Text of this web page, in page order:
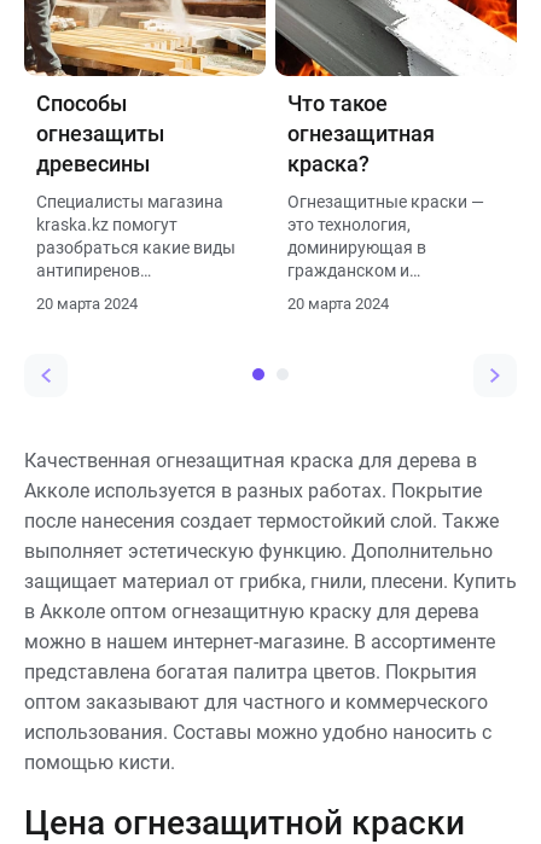
Способы
огнезащиты
древесины
Специалисты магазина
kraska.kz помогут
разобраться какие виды
антипиренов
эффективной защиты
20 марта 2024
Что такое
огнезащитная
краска?
Огнезащитные краски —
это технология,
доминирующая в
гражданском и
строительстве.
20 марта 2024
Качественная огнезащитная краска для дерева в
Акколе используется в разных работах. Покрытие
после нанесения создает термостойкий слой. Также
выполняет эстетическую функцию. Дополнительно
защищает материал от грибка, гнили, плесени. Купить
в Акколе оптом огнезащитную краску для дерева
можно в нашем интернет-магазине. В ассортименте
представлена богатая палитра цветов. Покрытия
оптом заказывают для частного и коммерческого
использования. Составы можно удобно наносить с
помощью кисти.
Цена огнезащитной краски